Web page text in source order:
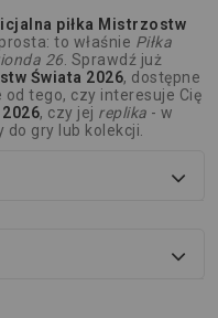
piłka Mistrzostw
to właśnie Piłka
26 . Sprawdź już
Świata 2026, dostępne
tego, czy interesuje Cię
, czy jej replika - w
gry lub kolekcji.